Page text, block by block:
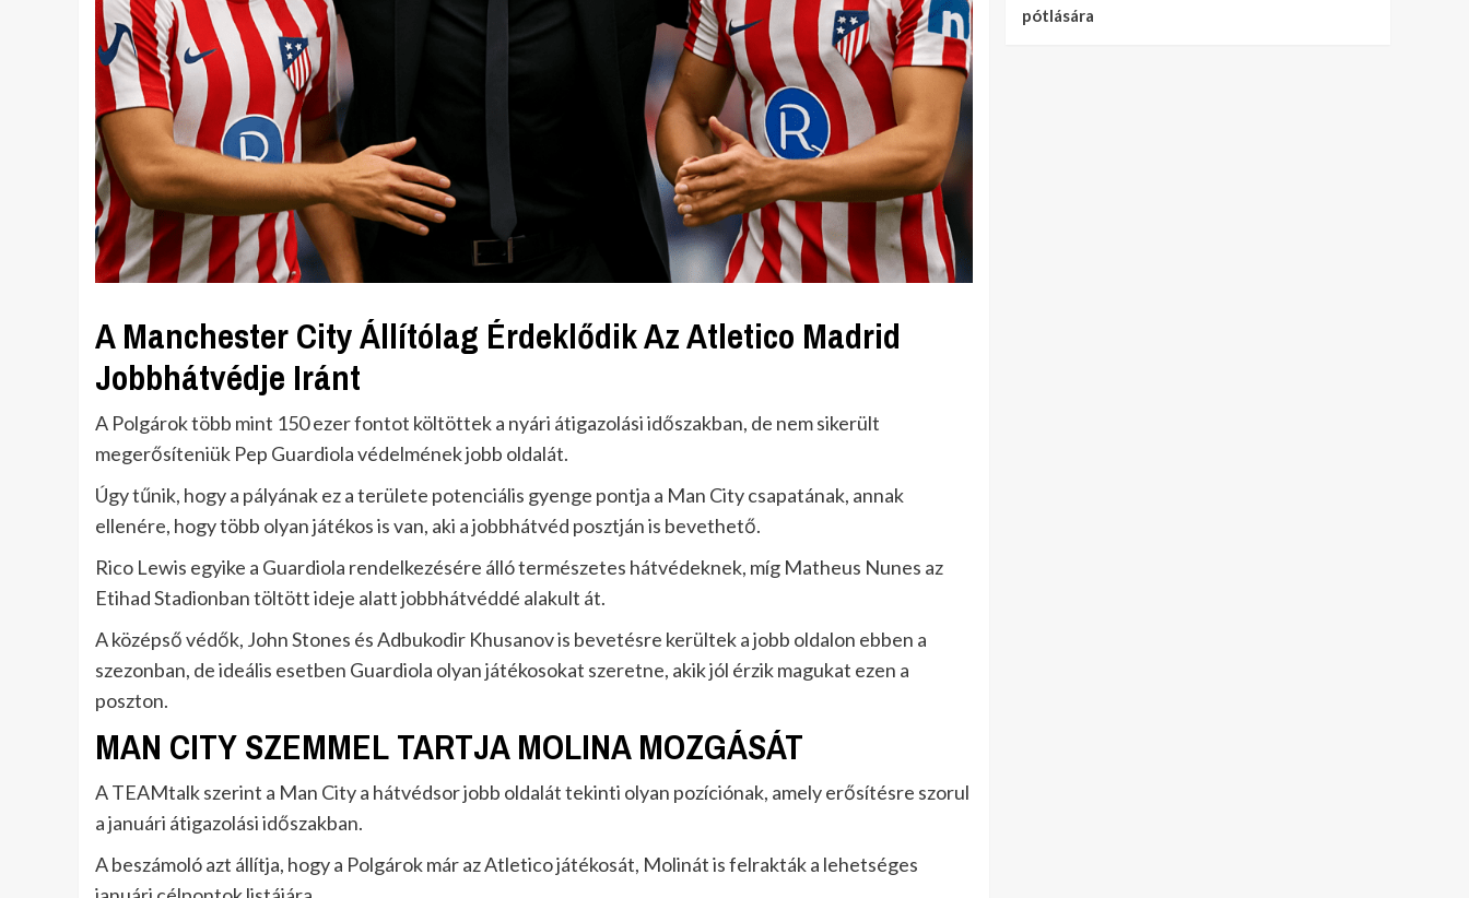
A Manchester City Állítólag Érdeklődik Az Atletico Madrid
Jobbhátvédje Iránt
A Polgárok több mint 150 ezer fontot költöttek a nyári átigazolási időszakban, de nem sikerült
megerősíteniük Pep Guardiola védelmének jobb oldalát.
Úgy tűnik, hogy a pályának ez a területe potenciális gyenge pontja a Man City csapatának, annak
ellenére, hogy több olyan játékos is van, aki a jobbhátvéd posztján is bevethető.
Rico Lewis egyike a Guardiola rendelkezésére álló természetes hátvédeknek, míg Matheus Nunes az
Etihad Stadionban töltött ideje alatt jobbhátvéddé alakult át.
A középső védők, John Stones és Adbukodir Khusanov is bevetésre kerültek a jobb oldalon ebben a
szezonban, de ideális esetben Guardiola olyan játékosokat szeretne, akik jól érzik magukat ezen a
poszton.
MAN CITY SZEMMEL TARTJA MOLINA MOZGÁSÁT
A TEAMtalk szerint a Man City a hátvédsor jobb oldalát tekinti olyan pozíciónak, amely erősítésre szorul
a januári átigazolási időszakban.
A beszámoló azt állítja, hogy a Polgárok már az Atletico játékosát, Molinát is felrakták a lehetséges
pótlására